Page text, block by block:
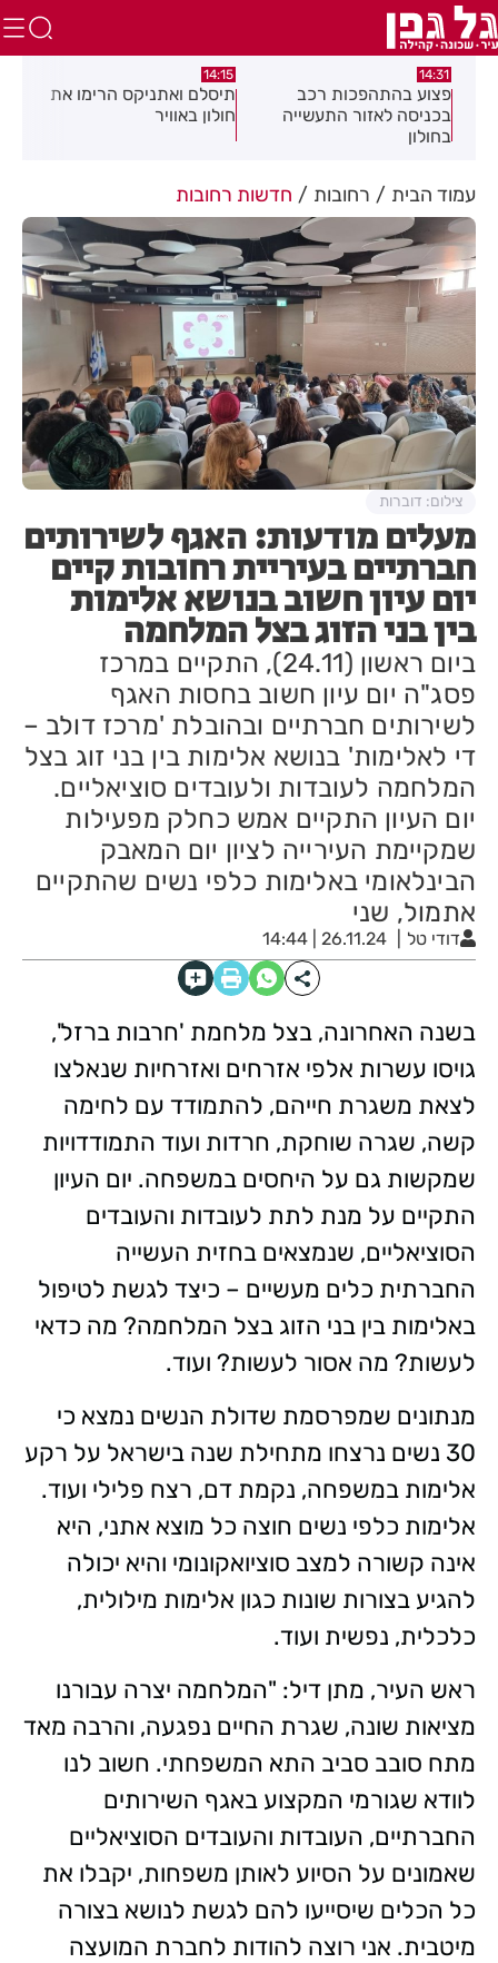
14:31
פצוע בהתהפכות רכב
בכניסה לאזור התעשייה
בחולון
14:15
תיסלם ואתניקס הרימו את
חולון באוויר
עמוד הבית רחובות חדשות רחובות
מעלים מודעות: האגף לשירותים
חברתיים בעיריית רחובות קיים
יום עיון חשוב בנושא אלימות
בין בני הזוג בצל המלחמה
ביום ראשון (24.11), התקיים במרכז
פסג"ה יום עיון חשוב בחסות האגף
לשירותים חברתיים ובהובלת 'מרכז דולב –
די לאלימות' בנושא אלימות בין בני זוג בצל
המלחמה לעובדות ולעובדים סוציאליים.
יום העיון התקיים אמש כחלק מפעילות
שמקיימת העירייה לציון יום המאבק
הבינלאומי באלימות כלפי נשים שהתקיים
אתמול, שני
דודי טל 26.11.24 | 14:44
צילום: דוברות
בשנה האחרונה, בצל מלחמת 'חרבות ברזל',
גויסו עשרות אלפי אזרחים ואזרחיות שנאלצו
לצאת משגרת חייהם, להתמודד עם לחימה
קשה, שגרה שוחקת, חרדות ועוד התמודדויות
שמקשות גם על היחסים במשפחה. יום העיון
התקיים על מנת לתת לעובדות והעובדים
הסוציאליים, שנמצאים בחזית העשייה
החברתית כלים מעשיים – כיצד לגשת לטיפול
באלימות בין בני הזוג בצל המלחמה? מה כדאי
לעשות? מה אסור לעשות? ועוד.
מנתונים שמפרסמת שדולת הנשים נמצא כי
30 נשים נרצחו מתחילת שנה בישראל על רקע
אלימות במשפחה, נקמת דם, רצח פלילי ועוד.
אלימות כלפי נשים חוצה כל מוצא אתני, היא
אינה קשורה למצב סוציואקונומי והיא יכולה
להגיע בצורות שונות כגון אלימות מילולית,
כלכלית, נפשית ועוד.
ראש העיר, מתן דיל: "המלחמה יצרה עבורנו
מציאות שונה, שגרת החיים נפגעה, והרבה מאד
מתח סובב סביב התא המשפחתי. חשוב לנו
לוודא שגורמי המקצוע באגף השירותים
החברתיים, העובדות והעובדים הסוציאליים
שאמונים על הסיוע לאותן משפחות, יקבלו את
כל הכלים שיסייעו להם לגשת לנושא בצורה
מיטבית. אני רוצה להודות לחברת המועצה